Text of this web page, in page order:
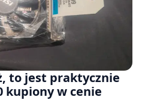
to jest praktycznie
kupiony w cenie